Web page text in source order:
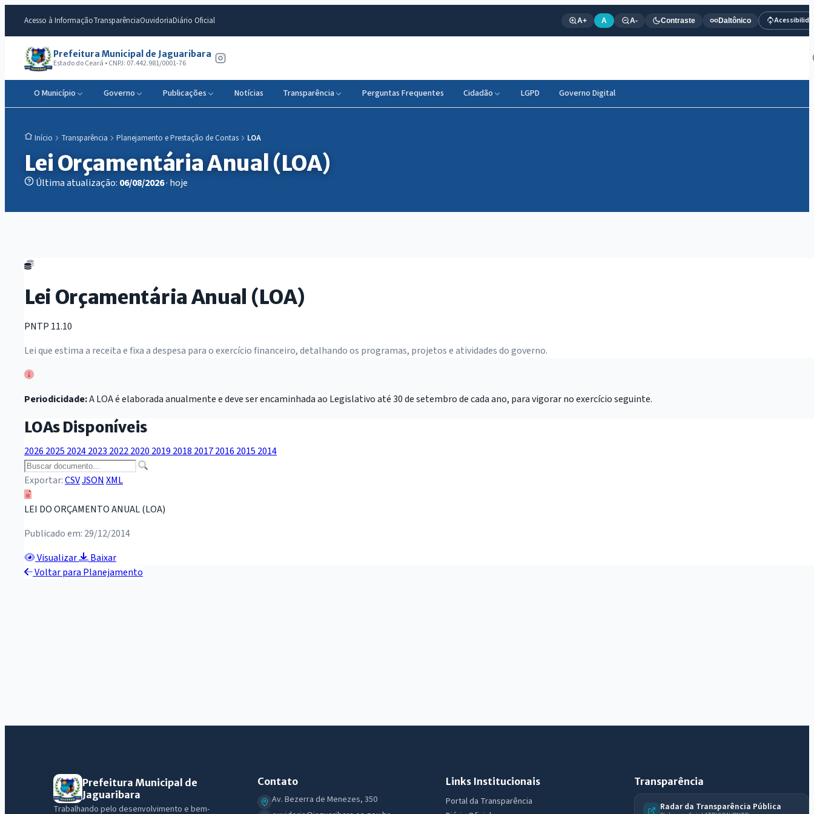
Acesso à InformaçãoTransparênciaOuvidoriaDiário Oficial A+ A A- Contraste Daltônico
Prefeitura Municipal de Jaguaribara
Estado do Ceará • CNPJ: 07.442.981/0001-76
O Município Governo Publicações Notícias Transparência Perguntas Frequentes Cidadão LGPD Governo Digital
Início Transparência Planejamento e Prestação de Contas LOA
Lei Orçamentária Anual (LOA)
Última atualização: 06/08/2026· hoje
Lei Orçamentária Anual (LOA)
PNTP 11.10
Lei que estima a receita e fixa a despesa para o exercício financeiro, detalhando os programas, projetos e atividades do governo.
Periodicidade:A LOA é elaborada anualmente e deve ser encaminhada ao Legislativo até 30 de setembro de cada ano, para vigorar no exercício seguinte.
LOAs Disponíveis
2026 2025 20242023 20222020 2019 2018 20172016 2015 2014
Exportar:CSVJSON XML
LEI DO ORÇAMENTO ANUAL (LOA)
Publicado em: 29/12/2014
Visualizar
Baixar
Voltar para Planejamento
Prefeitura Municipal de
Jaguaribara
Trabalhando pelo desenvolvimento e bem-
Contato
Av. Bezerra de Menezes, 350
Links Institucionais
Portal da Transparência
Transparência
Radar da Transparência Pública